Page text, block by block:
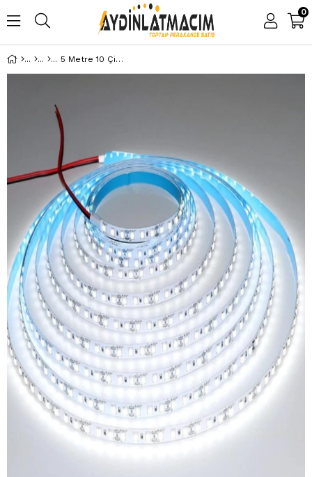
0
5 Metre 10 Çip Beyaz Şerit Led İç Mekan Ct 4480